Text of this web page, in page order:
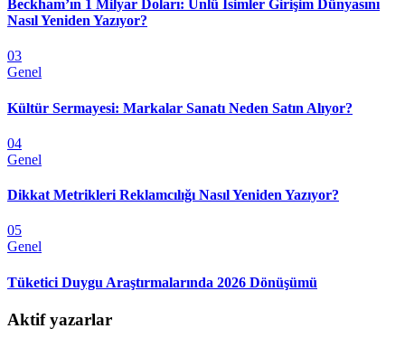
Beckham’ın 1 Milyar Doları: Ünlü İsimler Girişim Dünyasını
Nasıl Yeniden Yazıyor?
03
Genel
Kültür Sermayesi: Markalar Sanatı Neden Satın Alıyor?
04
Genel
Dikkat Metrikleri Reklamcılığı Nasıl Yeniden Yazıyor?
05
Genel
Tüketici Duygu Araştırmalarında 2026 Dönüşümü
Aktif yazarlar